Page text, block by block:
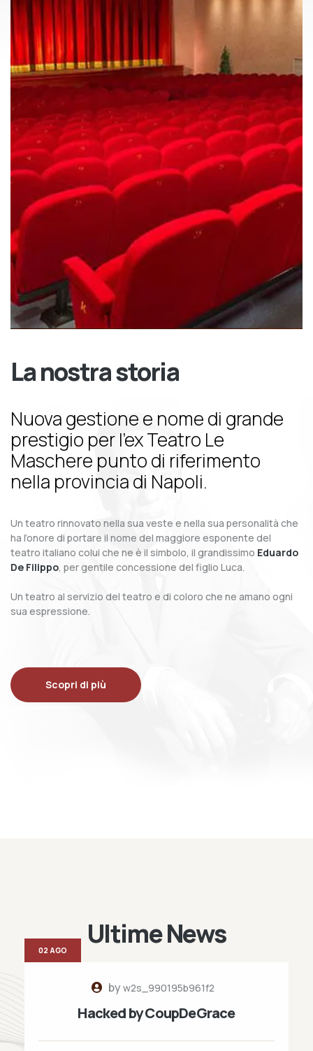
La nostra storia
Nuova gestione e nome di grande
prestigio per l’ex Teatro Le
Maschere punto di riferimento
nella provincia di Napoli.
Un teatro rinnovato nella sua veste e nella sua personalità che
ha l’onore di portare il nome del maggiore esponente del
teatro italiano colui che ne è il simbolo, il grandissimo Eduardo
De Filippo, per gentile concessione del figlio Luca.
Un teatro al servizio del teatro e di coloro che ne amano ogni
sua espressione.
Scopri di più
Ultime News
byw2s_990195b961f2
Hacked by CoupDeGrace
02 AGO